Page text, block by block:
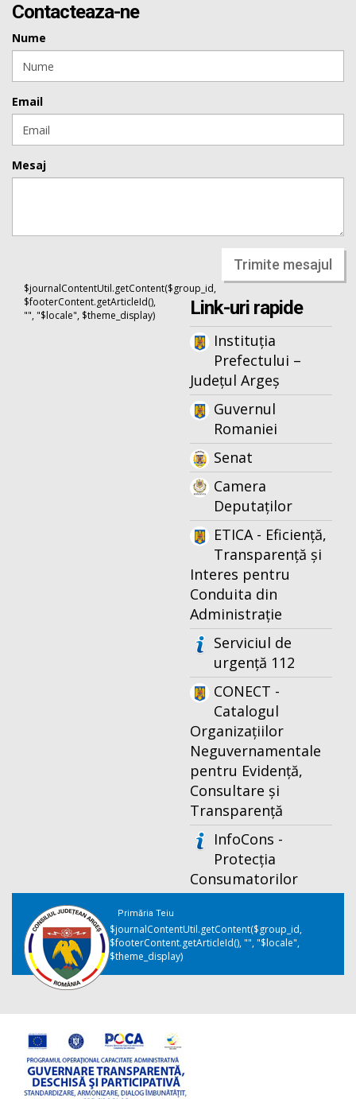
Contacteaza-ne
Nume
Email
Mesaj
Trimite mesajul
$journalContentUtil.getContent($group_id,
$footerContent.getArticleId(),
"", "$locale", $theme_display)
Link-uri rapide
Instituția
Prefectului –
Județul Argeș
Guvernul
Romaniei
Senat
Camera
Deputaților
ETICA - Eficiență,
Transparență și
Interes pentru
Conduita din
Administrație
Serviciul de
urgență 112
CONECT -
Catalogul
Organizațiilor
Neguvernamentale
pentru Evidență,
Consultare și
Transparență
InfoCons -
Protecția
Consumatorilor
Primăria Teiu
$journalContentUtil.getContent($group_id,
$footerContent.getArticleId(), "", "$locale",
$theme_display)